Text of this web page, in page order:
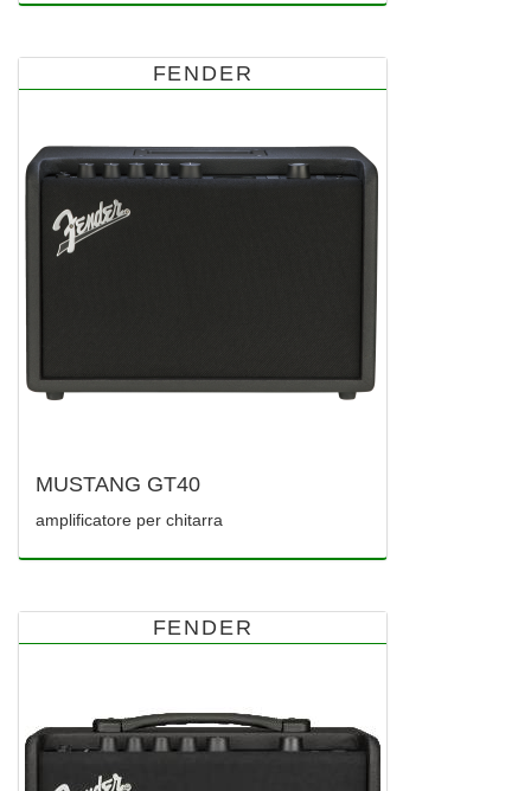
FENDER
MUSTANG GT40
amplificatore per chitarra
FENDER